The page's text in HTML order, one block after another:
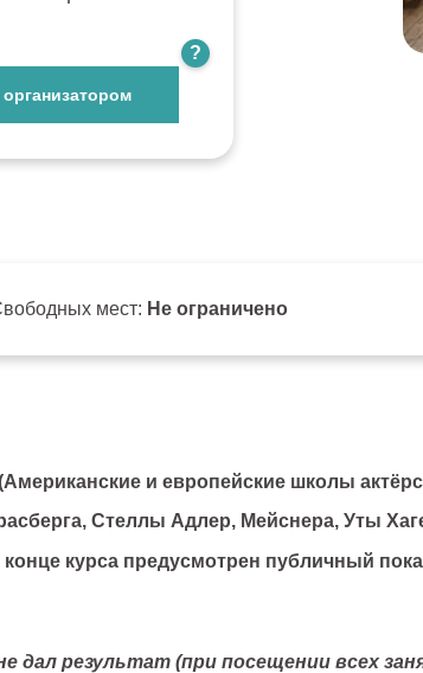
организатором
?
мест: Не ограничено
и европейские школы
Стеллы Адлер, Мейснера, Уты
курса предусмотрен публичный
дал результат (при посещении всех